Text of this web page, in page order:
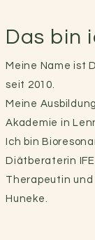
Das bin
Meine Name ist
seit 2010.
Meine
Akademie in
Ich bin
Diätberaterin
Therapeutin
Huneke.